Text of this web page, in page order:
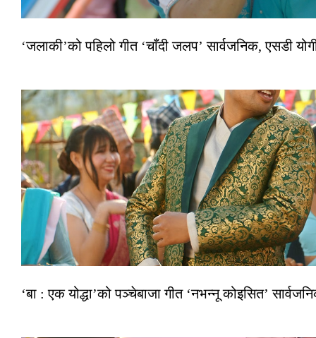
‘जलाकी’को पहिलो गीत ‘चाँदी जलप’ सार्वजनिक, एसडी
‘बा : एक योद्धा’को पञ्चेबाजा गीत ‘नभन्नू कोइसित’